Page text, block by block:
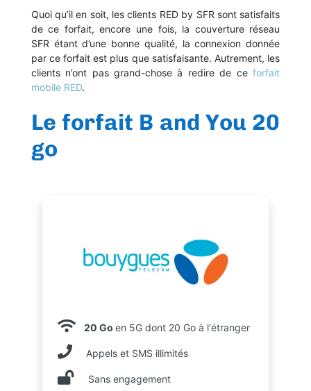
Quoi qu’il en soit, les clients RED by SFR sont satisfaits
de ce forfait, encore une fois, la couverture réseau
SFR étant d’une bonne qualité, la connexion donnée
par ce forfait est plus que satisfaisante. Autrement, les
clients n’ont pas grand-chose à redire de ceforfait
mobile RED.
Le forfait B and You 20
go
20 Go en 5G dont 20 Go à l'étranger
Appels et SMS illimités
Sans engagement